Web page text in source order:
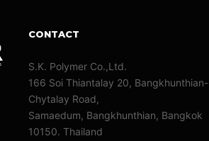
CONTACT
S.K. Polymer Co.,Ltd.
166 Soi Thiantalay 20, Bangkhunthian-
Chytalay Road,
Samaedum, Bangkhunthian, Bangkok
10150. Thailand